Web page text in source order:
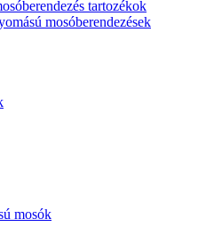
tartozékok
mosóberendezések
mosók